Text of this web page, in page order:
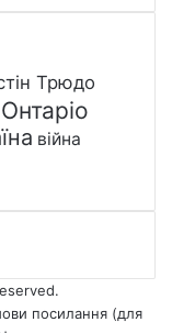
Трюдо
Онтаріо
війна
посилання (для